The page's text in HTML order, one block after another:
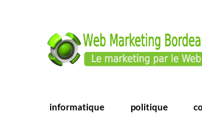
Webmarketing
E-commerce | ERP/CRM
informatique politique